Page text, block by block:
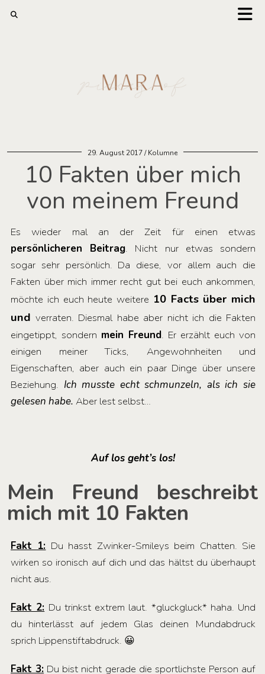
29. August 2017 Kolumne
10 Fakten über mich
von meinem Freund
Es wieder mal an der Zeit für einen etwas
persönlicheren Beitrag. Nicht nur etwas sondern
sogar sehr persönlich. Da diese, vor allem auch die
Fakten über mich immer recht gut bei euch ankommen,
möchte ich euch heute weitere 10 Facts über mich
und verraten. Diesmal habe aber nicht ich die Fakten
eingetippt, sondern mein Freund. Er erzählt euch von
einigen meiner Ticks, Angewohnheiten und
Eigenschaften, aber auch ein paar Dinge über unsere
Beziehung. Ich musste echt schmunzeln, als ich sie
gelesen habe. Aber lest selbst…
Auf los geht’s los!
Mein Freund beschreibt
mich mit 10 Fakten
Fakt 1: Du hasst Zwinker-Smileys beim Chatten. Sie
wirken so ironisch auf dich und das hältst du überhaupt
nicht aus.
Fakt 2: Du trinkst extrem laut. *gluckgluck* haha. Und
du hinterlässt auf jedem Glas deinen Mundabdruck
sprich Lippenstiftabdruck. 😀
Fakt 3: Du bist nicht gerade die sportlichste Person auf